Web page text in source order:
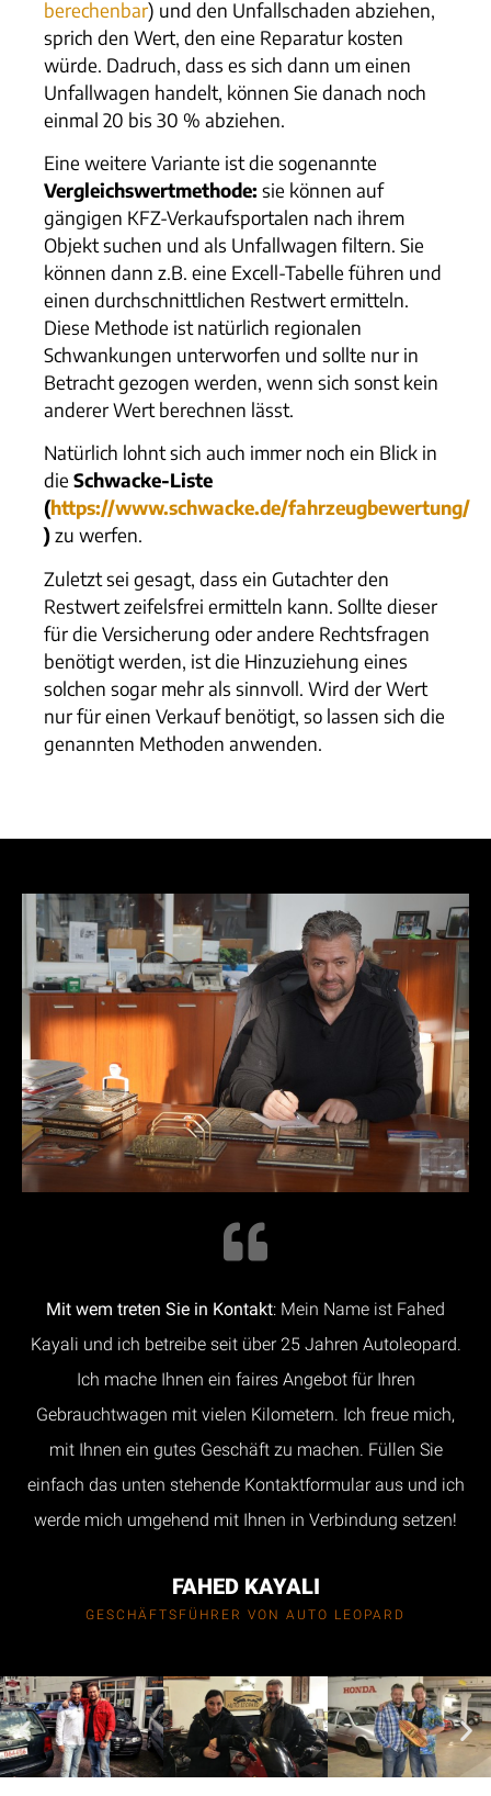
berechenbar) und den Unfallschaden abziehen,
sprich den Wert, den eine Reparatur kosten
würde. Dadruch, dass es sich dann um einen
Unfallwagen handelt, können Sie danach noch
einmal 20 bis 30 % abziehen.
Eine weitere Variante ist die sogenannte
Vergleichswertmethode: sie können auf
gängigen KFZ-Verkaufsportalen nach ihrem
Objekt suchen und als Unfallwagen filtern. Sie
können dann z.B. eine Excell-Tabelle führen und
einen durchschnittlichen Restwert ermitteln.
Diese Methode ist natürlich regionalen
Schwankungen unterworfen und sollte nur in
Betracht gezogen werden, wenn sich sonst kein
anderer Wert berechnen lässt.
Natürlich lohnt sich auch immer noch ein Blick in
die Schwacke-Liste
(https://www.schwacke.de/fahrzeugbewertung/​
)​​ zu werfen.
Zuletzt sei gesagt, dass ein Gutachter den
Restwert zeifelsfrei ermitteln kann. Sollte dieser
für die Versicherung oder andere Rechtsfragen
benötigt werden, ist die Hinzuziehung eines
solchen sogar mehr als sinnvoll. Wird der Wert
nur für einen Verkauf benötigt, so lassen sich die
genannten Methoden anwenden.
Mit wem treten Sie in Kontakt: Mein Name ist Fahed
Kayali und ich betreibe seit über 25 Jahren Autoleopard.
Ich mache Ihnen ein faires Angebot für Ihren
Gebrauchtwagen mit vielen Kilometern. Ich freue mich,
mit Ihnen ein gutes Geschäft zu machen. Füllen Sie
einfach das unten stehende Kontaktformular aus und ich
werde mich umgehend mit Ihnen in Verbindung setzen!
FAHED KAYALI
GESCHÄFTSFÜHRER VON AUTO LEOPARD